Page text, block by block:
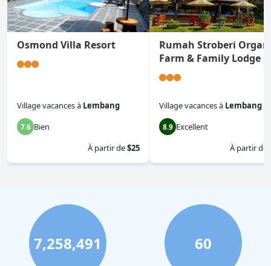
Osmond Villa Resort
Village vacancesà Lembang
7.6 Bien
À partir de$25
Rumah Stroberi
Farm & Family Lodge
Village vacancesà Lembang
8.9 Excellent
À partir de
7,258,491 60